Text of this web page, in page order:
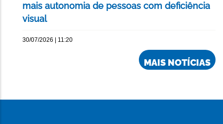
mais autonomia de pessoas com deficiência
visual
30/07/2026 | 11:20
MAIS NOTÍCIAS